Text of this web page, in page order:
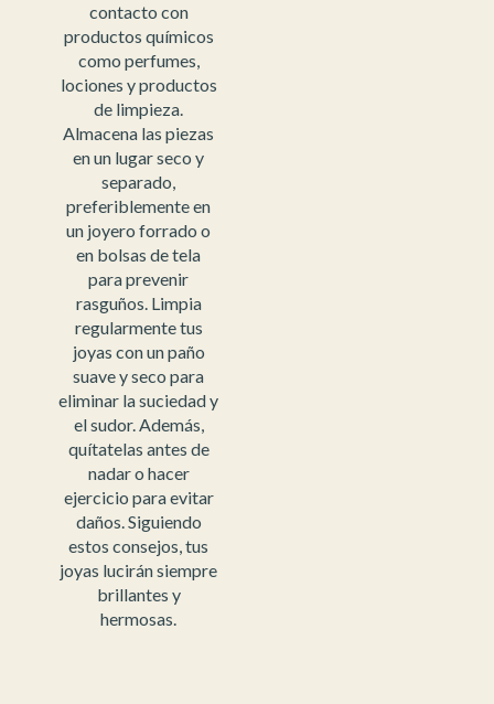
contacto con
productos químicos
como perfumes,
lociones y productos
de limpieza.
Almacena las piezas
en un lugar seco y
separado,
preferiblemente en
un joyero forrado o
en bolsas de tela
para prevenir
rasguños. Limpia
regularmente tus
joyas con un paño
suave y seco para
eliminar la suciedad y
el sudor. Además,
quítatelas antes de
nadar o hacer
ejercicio para evitar
daños. Siguiendo
estos consejos, tus
joyas lucirán siempre
brillantes y
hermosas.